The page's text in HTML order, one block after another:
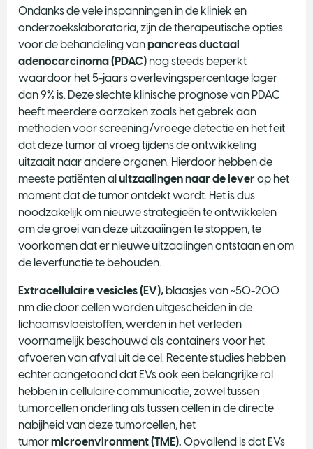
Ondanks de vele inspanningen in de kliniek en
onderzoekslaboratoria, zijn de therapeutische opties
voor de behandeling vanpancreas ductaal
adenocarcinoma (PDAC) nog steeds beperkt
waardoor het 5-jaars overlevingspercentage lager
dan 9% is. Deze slechte klinische prognose van PDAC
heeft meerdere oorzaken zoals het gebrek aan
methoden voor screening/vroege detectie en het feit
dat deze tumor al vroeg tijdens de ontwikkeling
uitzaait naar andere organen. Hierdoor hebben de
meeste patiënten aluitzaaiingen naar de leverop het
moment dat de tumor ontdekt wordt. Het is dus
noodzakelijk om nieuwe strategieën te ontwikkelen
om de groei van deze uitzaaiingen te stoppen, te
voorkomen dat er nieuwe uitzaaiingen ontstaan en om
de leverfunctie te behouden.
Extracellulaire vesicles (EV), blaasjes van ~50-200
nm die door cellen worden uitgescheiden in de
lichaamsvloeistoffen, werden in het verleden
voornamelijk beschouwd als containers voor het
afvoeren van afval uit de cel. Recente studies hebben
echter aangetoond dat EVs ook een belangrijke rol
hebben in cellulaire communicatie, zowel tussen
tumorcellen onderling als tussen cellen in de directe
nabijheid van deze tumorcellen, het
tumormicroenvironment (TME). Opvallend is dat EVs